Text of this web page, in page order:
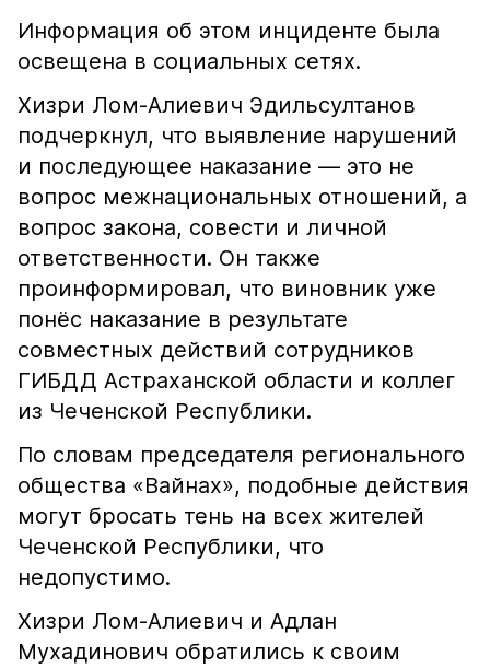
Информация об этом инциденте была
освещена в социальных сетях.
Хизри Лом-Алиевич Эдильсултанов
подчеркнул, что выявление нарушений
и последующее наказание — это не
вопрос межнациональных отношений, а
вопрос закона, совести и личной
ответственности. Он также
проинформировал, что виновник уже
понёс наказание в результате
совместных действий сотрудников
ГИБДД Астраханской области и коллег
из Чеченской Республики.
По словам председателя регионального
общества «Вайнах», подобные действия
могут бросать тень на всех жителей
Чеченской Республики, что
недопустимо.
Хизри Лом-Алиевич и Адлан
Мухадинович обратились к своим